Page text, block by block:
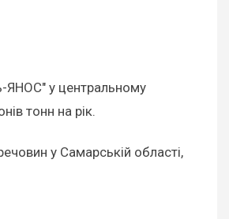
ЯНОС" у центральному
тонн на рік.
у Самарській області,